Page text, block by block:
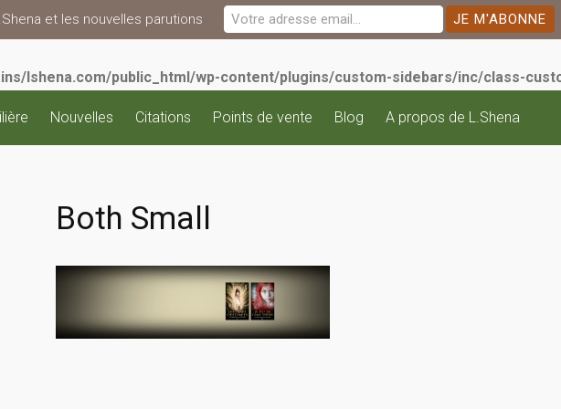
lshena.com/public_html/wp-content/plugins/custom-sidebars/inc/class-
Nouvelles Citations Points de vente Blog A propos de L.Shena
Both Small
et les nouvelles parutions